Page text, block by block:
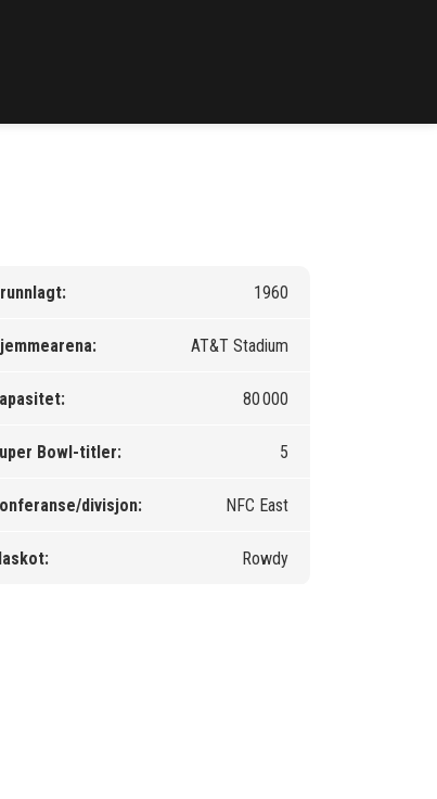
1960
AT&T Stadium
80 000
Bowl-titler: 5
divisjon: NFC East
Rowdy